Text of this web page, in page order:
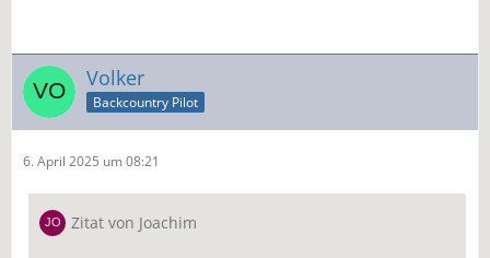
Volker
Backcountry Pilot
6. April 2025 um 08:21
Zitat von Joachim